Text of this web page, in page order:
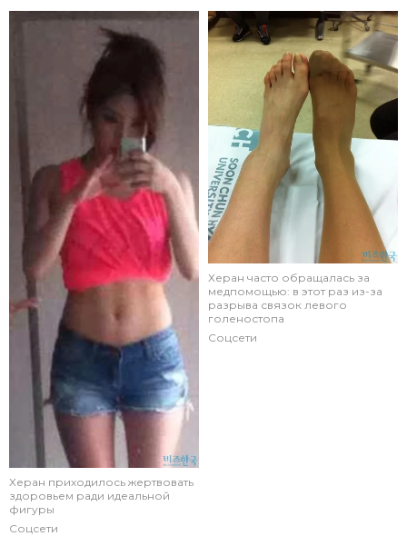
Херан приходилось жертвовать
здоровьем ради идеальной
фигуры
Соцсети
Херан часто обращалась за
медпомощью: в этот раз из-за
разрыва связок левого
голеностопа
Соцсети